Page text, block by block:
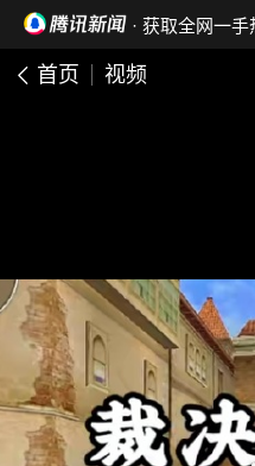
· 获取全网一手
首页 视频